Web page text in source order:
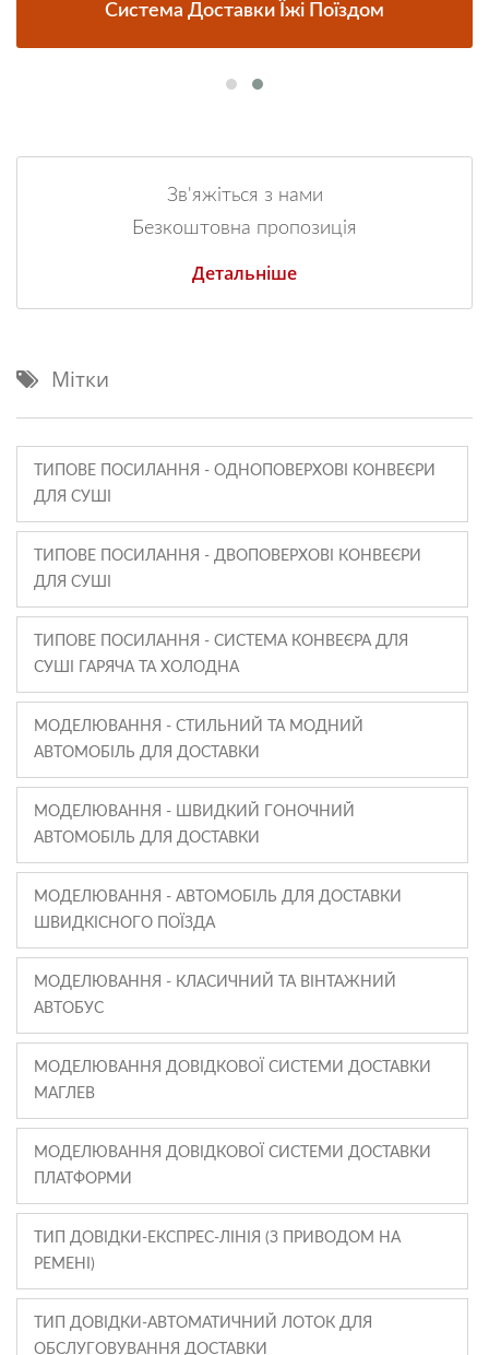
Система Доставки Їжі Поїздом
Зв'яжіться з нами
Безкоштовна пропозиція
Детальніше
Мітки
ТИПОВЕ ПОСИЛАННЯ - ОДНОПОВЕРХОВІ КОНВЕЄРИ
ДЛЯ СУШІ
ТИПОВЕ ПОСИЛАННЯ - ДВОПОВЕРХОВІ КОНВЕЄРИ
ДЛЯ СУШІ
ТИПОВЕ ПОСИЛАННЯ - СИСТЕМА КОНВЕЄРА ДЛЯ
СУШІ ГАРЯЧА ТА ХОЛОДНА
МОДЕЛЮВАННЯ - СТИЛЬНИЙ ТА МОДНИЙ
АВТОМОБІЛЬ ДЛЯ ДОСТАВКИ
МОДЕЛЮВАННЯ - ШВИДКИЙ ГОНОЧНИЙ
АВТОМОБІЛЬ ДЛЯ ДОСТАВКИ
МОДЕЛЮВАННЯ - АВТОМОБІЛЬ ДЛЯ ДОСТАВКИ
ШВИДКІСНОГО ПОЇЗДА
МОДЕЛЮВАННЯ - КЛАСИЧНИЙ ТА ВІНТАЖНИЙ
АВТОБУС
МОДЕЛЮВАННЯ ДОВІДКОВОЇ СИСТЕМИ ДОСТАВКИ
МАГЛЕВ
МОДЕЛЮВАННЯ ДОВІДКОВОЇ СИСТЕМИ ДОСТАВКИ
ПЛАТФОРМИ
ТИП ДОВІДКИ-ЕКСПРЕС-ЛІНІЯ (З ПРИВОДОМ НА
РЕМЕНІ)
ТИП ДОВІДКИ-АВТОМАТИЧНИЙ ЛОТОК ДЛЯ
ОБСЛУГОВУВАННЯ ДОСТАВКИ